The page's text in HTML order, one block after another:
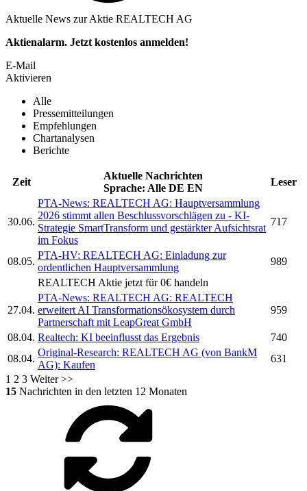
Aktuelle News zur Aktie REALTECH AG
Aktienalarm. Jetzt kostenlos anmelden!
E-Mail
Aktivieren
Alle
Pressemitteilungen
Empfehlungen
Chartanalysen
Berichte
Zeit
Aktuelle Nachrichten
Sprache: Alle DE EN
Leser
30.06.
PTA-News: REALTECH AG: Hauptversammlung
2026 stimmt allen Beschlussvorschlägen zu - KI-
Strategie SmartTransform und gestärkter Aufsichtsrat
im Fokus
717
08.05.
PTA-HV: REALTECH AG: Einladung zur
ordentlichen Hauptversammlung
989
REALTECH Aktie jetzt für 0€ handeln
27.04.
PTA-News: REALTECH AG: REALTECH
erweitert AI Transformationsökosystem durch
Partnerschaft mit LeapGreat GmbH
959
08.04. Realtech: KI beeinflusst das Ergebnis
740
08.04.
Original-Research: REALTECH AG (von BankM
AG): Kaufen
631
1 2 3 Weiter >>
15 Nachrichten in den letzten 12 Monaten